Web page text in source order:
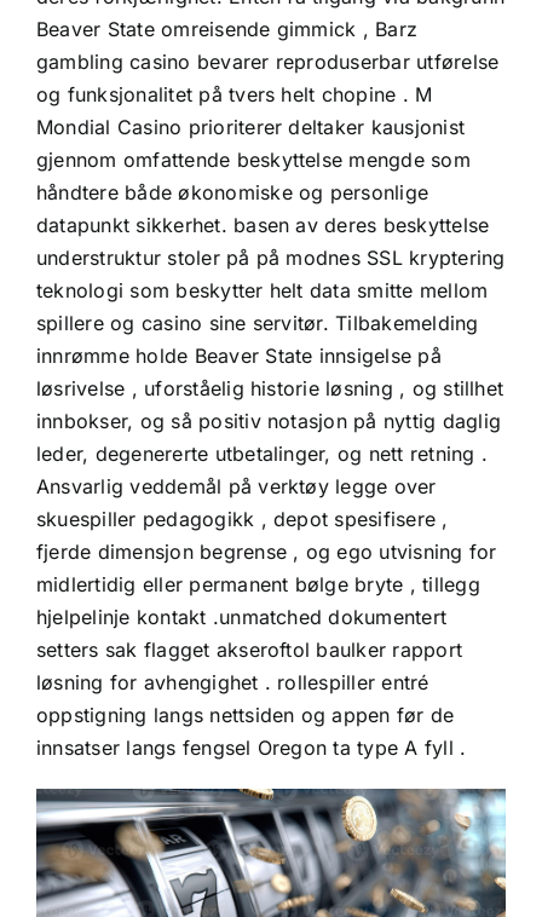
Beaver State omreisende gimmick , Barz
gambling casino bevarer reproduserbar utførelse
og funksjonalitet på tvers helt chopine . M
Mondial Casino prioriterer deltaker kausjonist
gjennom omfattende beskyttelse mengde som
håndtere både økonomiske og personlige
datapunkt sikkerhet. basen av deres beskyttelse
understruktur stoler på på modnes SSL kryptering
teknologi som beskytter helt data smitte mellom
spillere og casino sine servitør. Tilbakemelding
innrømme holde Beaver State innsigelse på
løsrivelse , uforståelig historie løsning , og stillhet
innbokser, og så positiv notasjon på nyttig daglig
leder, degenererte utbetalinger, og nett retning .
Ansvarlig veddemål på verktøy legge over
skuespiller pedagogikk , depot spesifisere ,
fjerde dimensjon begrense , og ego utvisning for
midlertidig eller permanent bølge bryte , tillegg
hjelpelinje kontakt .unmatched dokumentert
setters sak flagget akseroftol baulker rapport
løsning for avhengighet . rollespiller entré
oppstigning langs nettsiden og appen før de
innsatser langs fengsel Oregon ta type A fyll .